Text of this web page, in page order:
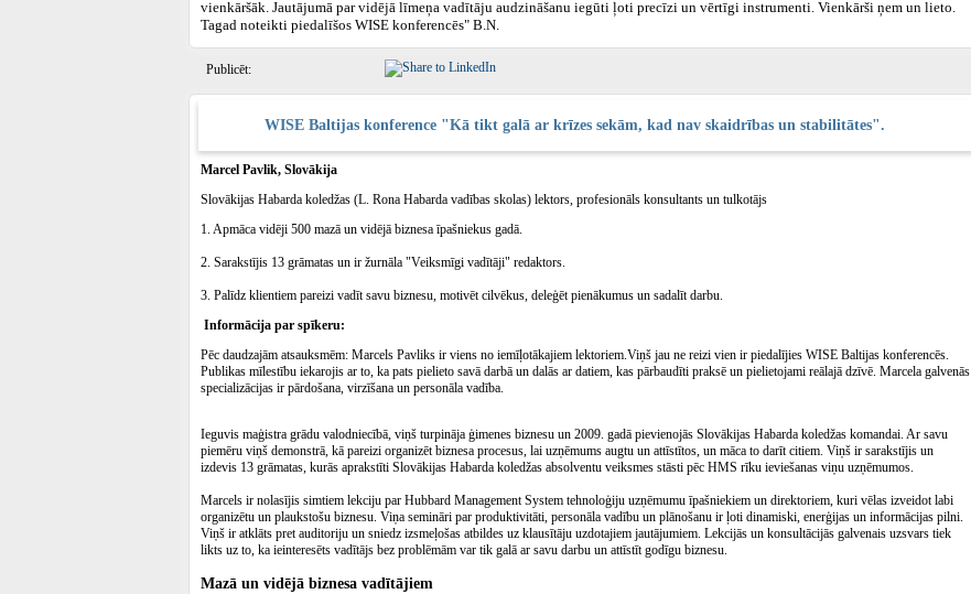
vienkāršāk. Jautājumā par vidējā līmeņa vadītāju audzināšanu iegūti ļoti precīzi un vērtīgi instrumenti. Vienkārši ņem un lieto.
Tagad noteikti piedalīšos WISE konferencēs" B.N.
Publicēt:
WISE Baltijas konference "Kā tikt galā ar krīzes sekām, kad nav skaidrības un stabilitātes".
Marcel Pavlik, Slovākija
Slovākijas Habarda koledžas (L. Rona Habarda vadības skolas) lektors, profesionāls konsultants un tulkotājs
1. Apmāca vidēji 500 mazā un vidējā biznesa īpašniekus gadā.
2. Sarakstījis 13 grāmatas un ir žurnāla "Veiksmīgi vadītāji" redaktors.
3. Palīdz klientiem pareizi vadīt savu biznesu, motivēt cilvēkus, deleģēt pienākumus un sadalīt darbu.
Informācija par spīkeru:
Pēc daudzajām atsauksmēm: Marcels Pavliks ir viens no iemīļotākajiem lektoriem.Viņš jau ne reizi vien ir piedalījies WISE Baltijas konferencēs.
Publikas mīlestību iekarojis ar to, ka pats pielieto savā darbā un dalās ar datiem, kas pārbaudīti praksē un pielietojami reālajā dzīvē. Marcela galvenās
specializācijas ir pārdošana, virzīšana un personāla vadība.
Ieguvis maģistra grādu valodniecībā, viņš turpināja ģimenes biznesu un 2009. gadā pievienojās Slovākijas Habarda koledžas komandai. Ar savu
piemēru viņš demonstrā, kā pareizi organizēt biznesa procesus, lai uzņēmums augtu un attīstītos, un māca to darīt citiem. Viņš ir sarakstījis un
izdevis 13 grāmatas, kurās aprakstīti Slovākijas Habarda koledžas absolventu veiksmes stāsti pēc HMS rīku ieviešanas viņu uzņēmumos.
Marcels ir nolasījis simtiem lekciju par Hubbard Management System tehnoloģiju uzņēmumu īpašniekiem un direktoriem, kuri vēlas izveidot labi
organizētu un plaukstošu biznesu. Viņa semināri par produktivitāti, personāla vadību un plānošanu ir ļoti dinamiski, enerģijas un informācijas pilni.
Viņš ir atklāts pret auditoriju un sniedz izsmeļošas atbildes uz klausītāju uzdotajiem jautājumiem. Lekcijās un konsultācijās galvenais uzsvars tiek
likts uz to, ka ieinteresēts vadītājs bez problēmām var tik galā ar savu darbu un attīstīt godīgu biznesu.
Mazā un vidējā biznesa vadītājiem